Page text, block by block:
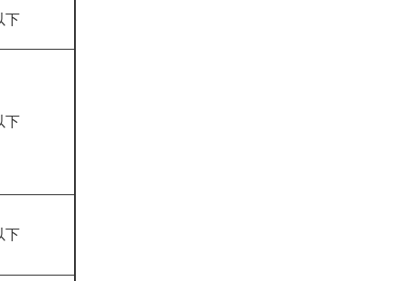
下
下
下